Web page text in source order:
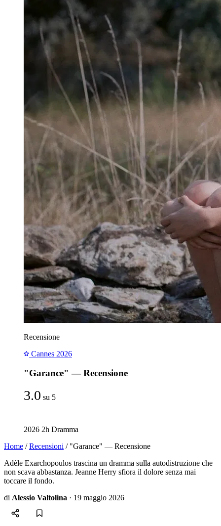
Recensione
Cannes 2026
"Garance" — Recensione
3.0 su 5
2026 2h Dramma
Home / Recensioni / "Garance" — Recensione
Adèle Exarchopoulos trascina un dramma sulla autodistruzione che
non scava abbastanza. Jeanne Herry sfiora il dolore senza mai
toccare il fondo.
di Alessio Valtolina · 19 maggio 2026